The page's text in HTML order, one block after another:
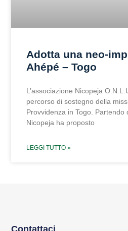
Adotta una neo-
Ahépé – Togo
L’associazione Nicopeja
percorso di sostegno della
Provvidenza in Togo. Partendo
Nicopeja ha proposto
LEGGI TUTTO »